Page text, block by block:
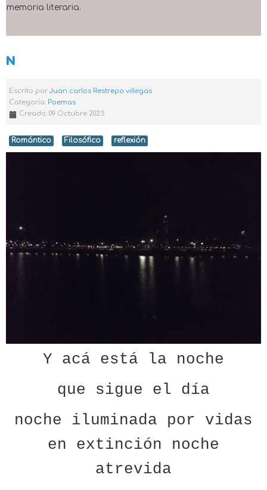
memoria literaria.
N
Escrito por Juan carlos Restrepo villegas
Categoría: Poemas
Creado: 09 Octubre 2023
Romántico Filosófico reflexión
Y acá está la noche
que sigue el día
noche iluminada por vidas
en extinción noche
atrevida